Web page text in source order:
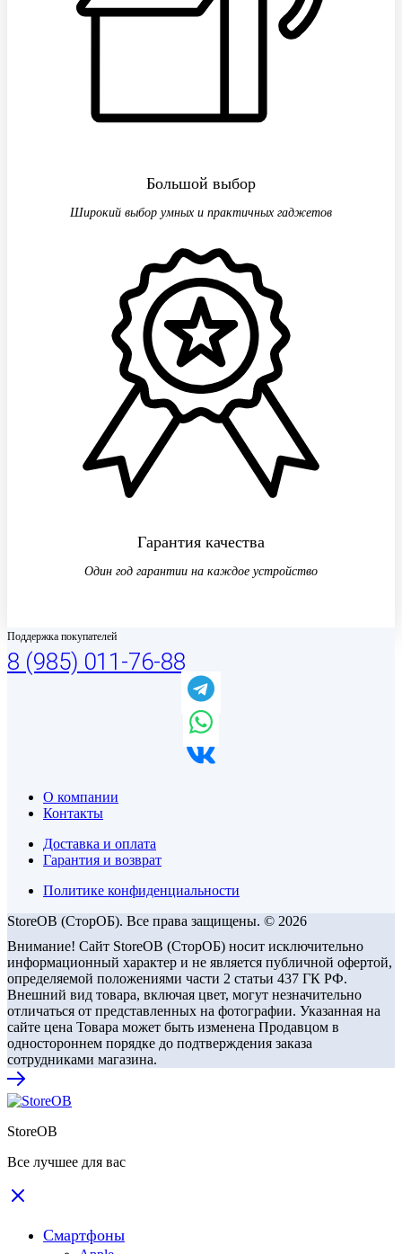
Большой выбор
Широкий выбор умных и практичных гаджетов
Гарантия качества
Один год гарантии на каждое устройство
Поддержка покупателей
8 (985) 011-76-88
О компании
Контакты
Доставка и оплата
Гарантия и возврат
Политике конфиденциальности
StoreOB (CторОБ). Все права защищены. © 2026
Внимание! Сайт StoreOB (СторОБ) носит исключительно
информационный характер и не является публичной офертой,
определяемой положениями части 2 статьи 437 ГК РФ.
Внешний вид товара, включая цвет, могут незначительно
отличаться от представленных на фотографии. Указанная на
сайте цена Товара может быть изменена Продавцом в
одностороннем порядке до подтверждения заказа
сотрудниками магазина.
StoreOB
Все лучшее для вас
Смартфоны